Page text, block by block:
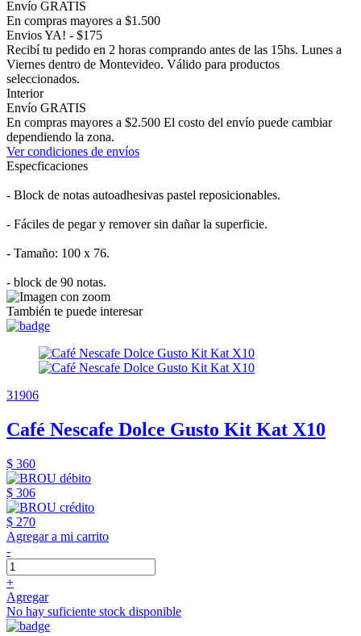
Envío GRATIS
En compras mayores a $1.500
Envios YA! - $175
Recibí tu pedido en 2 horas comprando antes de las 15hs. Lunes a
Viernes dentro de Montevideo. Válido para productos
seleccionados.
Interior
Envío GRATIS
En compras mayores a $2.500 El costo del envío puede cambiar
dependiendo la zona.
Ver condiciones de envíos
Especficaciones
- Block de notas autoadhesivas pastel reposicionables.
- Fáciles de pegar y remover sin dañar la superficie.
- Tamaño: 100 x 76.
- block de 90 notas.
También te puede interesar
31906
Café Nescafe Dolce Gusto Kit Kat X10
$ 360
$ 306
$ 270
Agregar a mi carrito
-
+
Agregar
No hay suficiente stock disponible